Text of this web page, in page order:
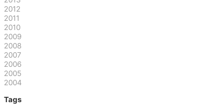
2012
2011
2010
2009
2008
2007
2006
2005
2004
Tags